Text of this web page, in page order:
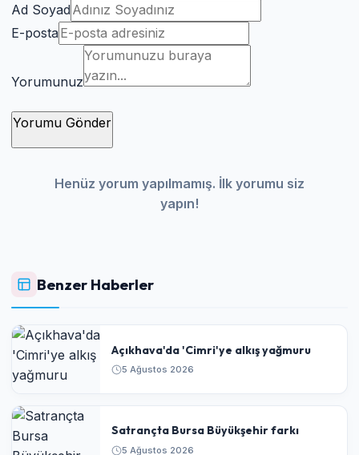
Ad Soyad
E-posta
Yorumunuz
Yorumu Gönder
Henüz yorum yapılmamış. İlk yorumu siz
yapın!
Benzer Haberler
Açıkhava'da 'Cimri'ye alkış yağmuru
5 Ağustos 2026
Satrançta Bursa Büyükşehir farkı
5 Ağustos 2026